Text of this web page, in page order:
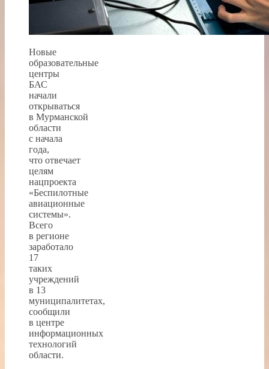
Новые
образовательные
центры
БАС
начали
открываться
в Мурманской
области
с начала
года,
что отвечает
целям
нацпроекта
«Беспилотные
авиационные
системы».
Всего
в регионе
заработало
17
таких
учреждений
в 13
муниципалитетах,
сообщили
в центре
информационных
технологий
области.